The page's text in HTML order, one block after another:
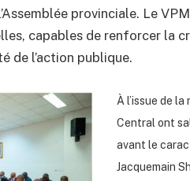
provinciale. Le
capables de renforcer la
de l’action publique.
À l’issue de
Central ont
avant le
Jacquemain